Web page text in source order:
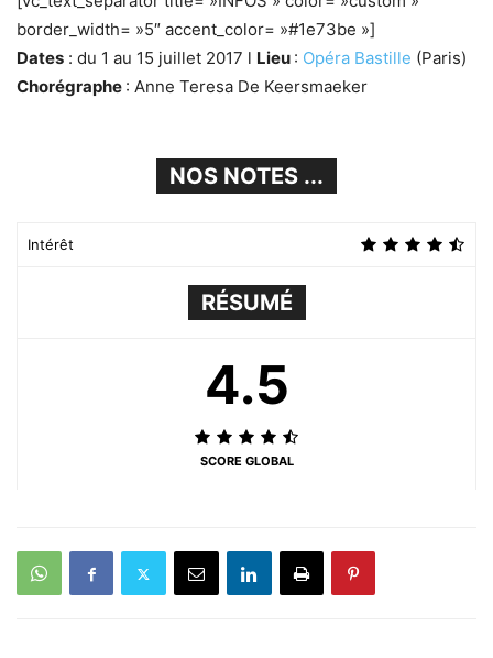
border_width= »5″ accent_color= »#1e73be »]
Dates : du 1 au 15 juillet 2017 l Lieu : Opéra Bastille (Paris)
Chorégraphe : Anne Teresa De Keersmaeker
NOS NOTES ...
Intérêt
RÉSUMÉ
4.5
SCORE GLOBAL